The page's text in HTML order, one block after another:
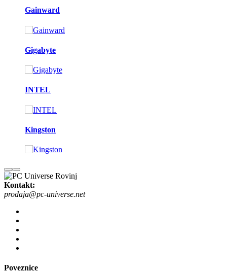
Gainward
Gigabyte
INTEL
Kingston
Kontakt:
prodaja@pc-universe.net
Poveznice